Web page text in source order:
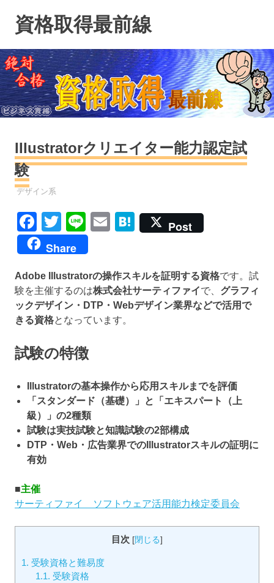
ン
ツ
へ
ス
キ
資格取得最前線
IIIustratorクリエイター能力認定試
験
資格
デザイン系
Facebook
TwitterLineEmailHatena
Post
Share
Adobe Illustratorの操作スキルを証明する資格です。試
験を主催するのは株式会社サーティファイで、 グラフィ
ックデザイン・DTP・Webデザイン業界などで活用で
きる資格となっています。
試験の特徴
Illustratorの基本操作から応用スキルまでを評価
「スタンダード（基礎）」と「エキスパート（上
級）」の2種類
試験は実技試験と知識試験の2部構成
DTP・Web・広告業界でのIllustratorスキルの証明に
有効
■主催
サーティファイ ソフトウェア活用能力検定委員会
目次 [閉じる]
1. 受験資格と難易度
1.1. 受験資格